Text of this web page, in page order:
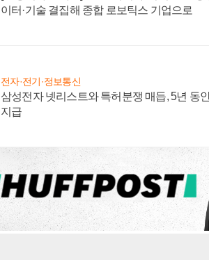
이터·기술 결집해 종합 로보틱스 기업으로
전자·전기·정보통신
삼성전자 넷리스트와 특허분쟁 매듭, 5년 동
지급